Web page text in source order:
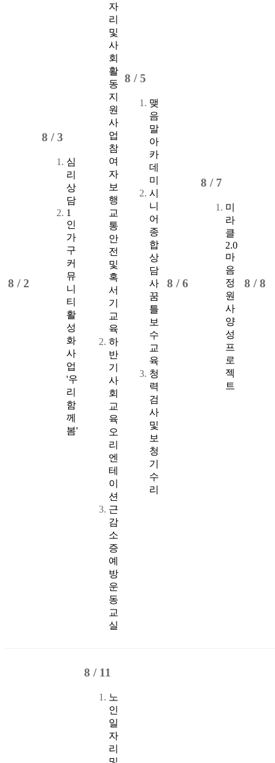
8 /2
8 /3
심
리
상
담
1
인
가
구
커
뮤
니
티
활
성
화
사
업
'우
리
함
께
봄'
자
리
및
사
회
활
동
지
원
사
업
참
여
자
보
행
교
통
안
전
및
혹
서
기
교
육
하
반
기
사
회
교
육
오
리
엔
테
이
션
근
감
소
증
예
방
운
동
교
실
8 /5
맺
음
말
아
카
데
미
시
니
어
종
합
상
담
사
꿈
틀
보
수
교
육
청
력
검
사
및
보
청
기
수
리
8 /6
8 / 7
미
라
클
2.0
마
음
정
원
사
양
성
프
로
젝
트
8 /8
8 / 11
노
인
일
자
리